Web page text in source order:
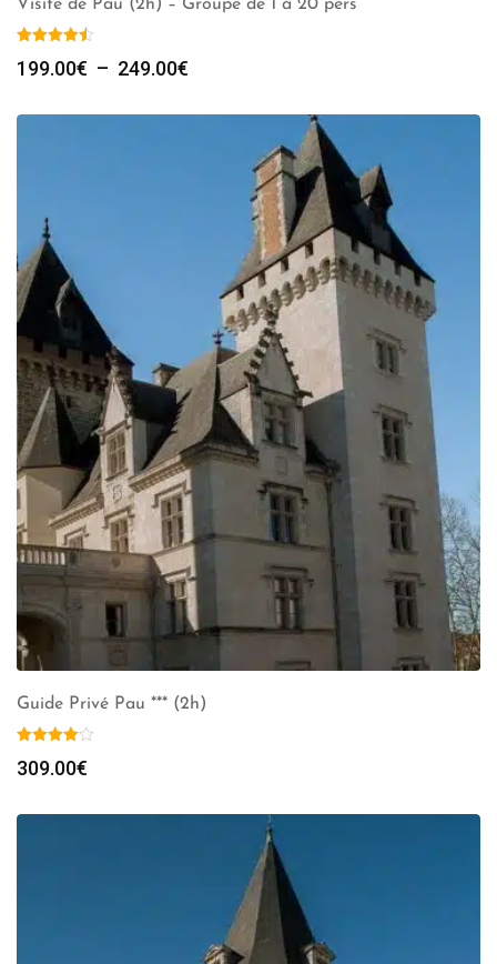
Visite de Pau (2h) – Groupe de 1 à 20 pers
199.00€ – 249.00€
prix :
249.00€
Guide Privé Pau *** (2h)
309.00€